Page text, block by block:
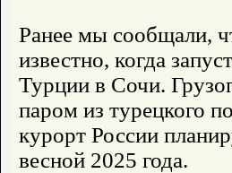
Ранее мы сообщали,
известно, когда
Турции в Сочи.
паром из турецкого
курорт России
весной 2025 года.